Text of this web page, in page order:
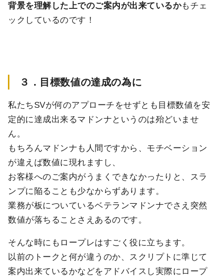
背景を理解した上でのご案内が出来ているかもチェ
ックしているのです！
３．目標数値の達成の為に
私たちSVが何のアプローチをせずとも目標数値を安
定的に達成出来るマドンナというのは殆どいませ
ん。
もちろんマドンナも人間ですから、モチベーション
が違えば数値に現れますし、
お客様へのご案内がうまくできなかったりと、スラ
ンプに陥ることも少なからずあります。
業務が板についているベテランマドンナでさえ突然
数値が落ちることさえあるのです。
そんな時にもロープレはすごく役に立ちます。
以前のトークと何が違うのか、スクリプトに準じて
案内出来ているかなどをアドバイスし実際にロープ